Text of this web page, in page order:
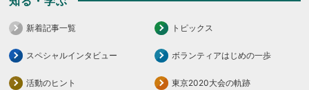
新着記事一覧 トピックス
スペシャルインタビュー ボランティアはじめの一歩
活動のヒント
東京2020大会の軌跡